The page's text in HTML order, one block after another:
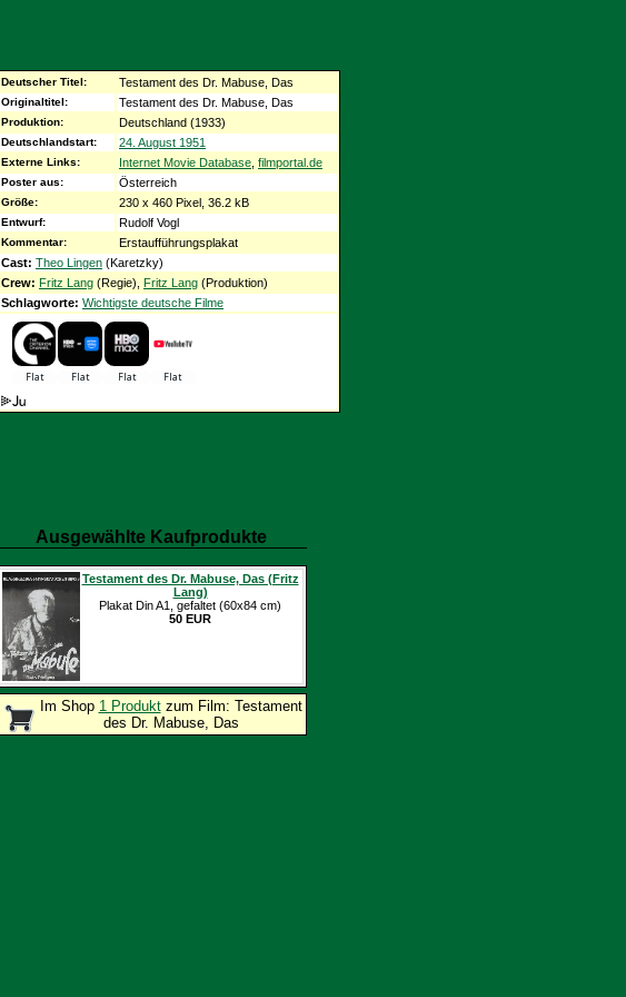
Deutscher Titel: Testament des Dr. Mabuse, Das
Originaltitel: Testament des Dr. Mabuse, Das
Produktion: Deutschland (1933)
Deutschlandstart: 24. August 1951
Externe Links: Internet Movie Database filmportal.de
Poster aus: Österreich
Größe: 230 x 460 Pixel, 36.2 kB
Entwurf: Rudolf Vogl
Kommentar:
Erstaufführungsplakat
Cast: Theo Lingen (Karetzky)
Crew: Fritz Lang (Regie), Fritz Lang (Produktion)
Schlagworte: Wichtigste deutsche Filme
Ausgewählte Kaufprodukte
Testament des Dr. Mabuse, Das (Fritz
Lang)
Plakat Din A1, gefaltet (60x84 cm)
50 EUR
Im Shop 1 Produktzum Film: Testament
des Dr. Mabuse, Das